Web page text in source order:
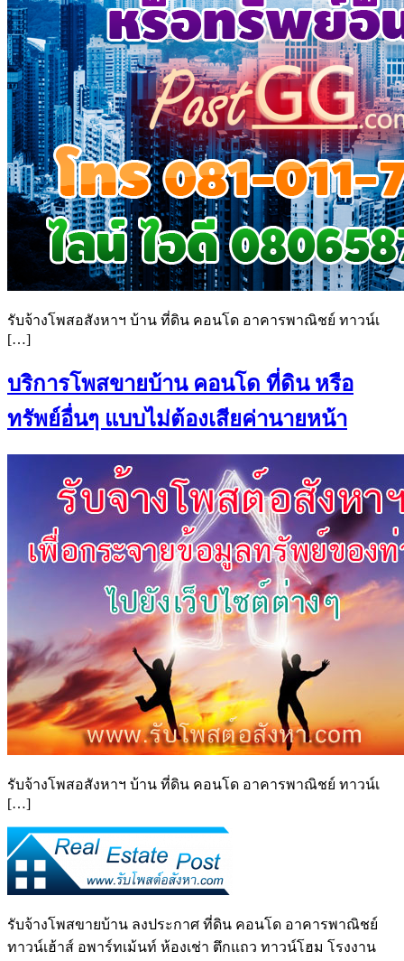
รับจ้างโพสอสังหาฯ บ้าน ที่ดิน คอนโด อาคารพาณิชย์ ทาวน์เ
[…]
บริการโพสขายบ้าน คอนโด ที่ดิน หรือ
ทรัพย์อื่นๆ แบบไม่ต้องเสียค่านายหน้า
รับจ้างโพสอสังหาฯ บ้าน ที่ดิน คอนโด อาคารพาณิชย์ ทาวน์เ
[…]
รับจ้างโพสขายบ้าน ลงประกาศ ที่ดิน คอนโด อาคารพาณิชย์
ทาวน์เฮ้าส์ อพาร์ทเม้นท์ ห้องเช่า ตึกแถว ทาวน์โฮม โรงงาน